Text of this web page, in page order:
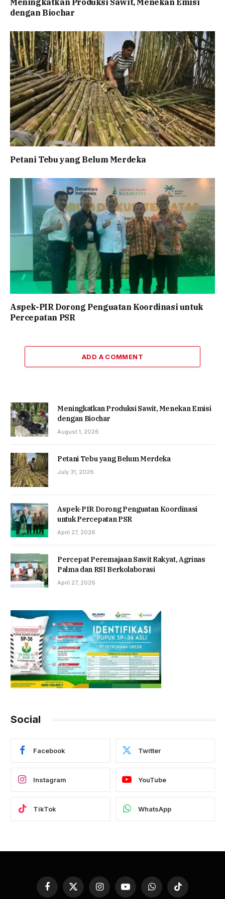
dengan Biochar
Petani Tebu yang Belum Merdeka
Aspek-PIR Dorong Penguatan Koordinasi untuk
Percepatan PSR
ADD A COMMENT
Meningkatkan Produksi Sawit, Menekan Emisi
dengan Biochar
August 1, 2026
Petani Tebu yang Belum Merdeka
July 31, 2026
Aspek-PIR Dorong Penguatan Koordinasi
untuk Percepatan PSR
April 27, 2026
Percepat Peremajaan Sawit Rakyat, Agrinas
Palma dan RSI Berkolaborasi
April 27, 2026
Social
Facebook Twitter
Instagram YouTube
TikTok WhatsApp
Facebook
X
InstagramYouTubeWhatsAppTikTok